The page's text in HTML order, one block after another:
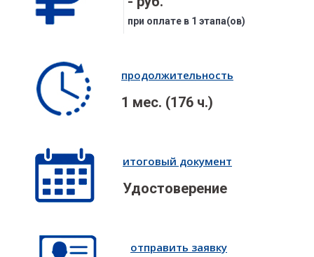
при оплате в 1 этапа(ов)
продолжительность
1 мес. (176 ч.)
итоговый документ
Удостоверение
отправить заявку